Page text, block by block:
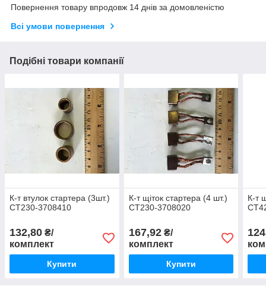
Повернення товару впродовж 14 днів за домовленістю
Всі умови повернення
Подібні товари компанії
К-т втулок стартера (3шт.)
СТ230-3708410
132,80 ₴/
комплект
Купити
К-т щіток стартера (4 шт.)
СТ230-3708020
167,92₴/
комплект
Купити
К-т